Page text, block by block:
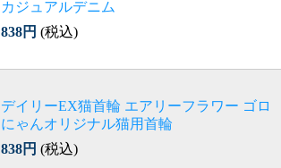
カジュアルデニム
838円 (税込)
デイリーEX猫首輪 エアリーフラワー ゴロ
にゃんオリジナル猫用首輪
838円 (税込)